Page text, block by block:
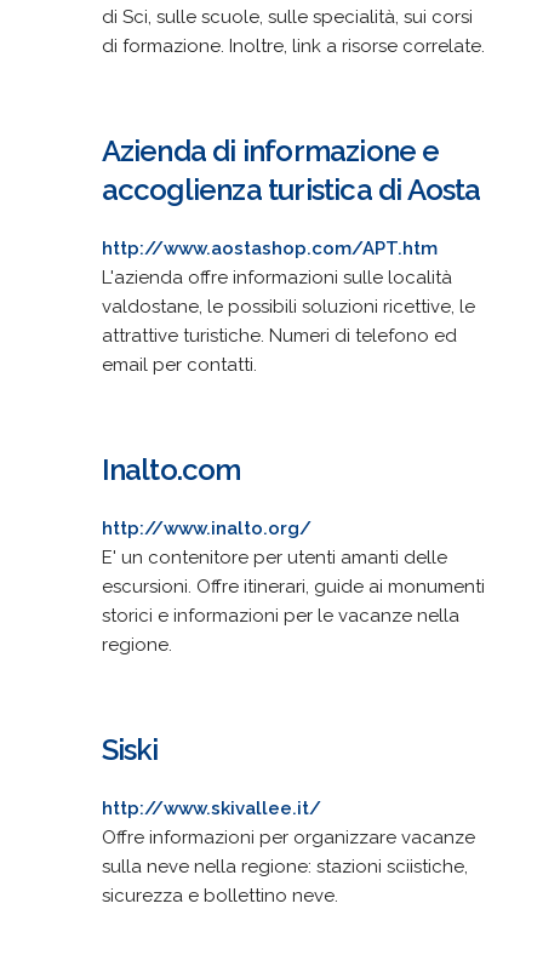
di Sci, sulle scuole, sulle specialità, sui corsi
di formazione. Inoltre, link a risorse correlate.
Azienda di informazione e
accoglienza turistica di Aosta
http://www.aostashop.com/APT.htm
L'azienda offre informazioni sulle località
valdostane, le possibili soluzioni ricettive, le
attrattive turistiche. Numeri di telefono ed
email per contatti.
Inalto.com
http://www.inalto.org/
E' un contenitore per utenti amanti delle
escursioni. Offre itinerari, guide ai monumenti
storici e informazioni per le vacanze nella
regione.
Siski
http://www.skivallee.it/
Offre informazioni per organizzare vacanze
sulla neve nella regione: stazioni sciistiche,
sicurezza e bollettino neve.